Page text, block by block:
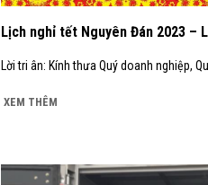
Lịch nghỉ tết Nguyên Đán 2023 –
Lời tri ân: Kính thưa Quý doanh nghiệp,
XEM THÊM